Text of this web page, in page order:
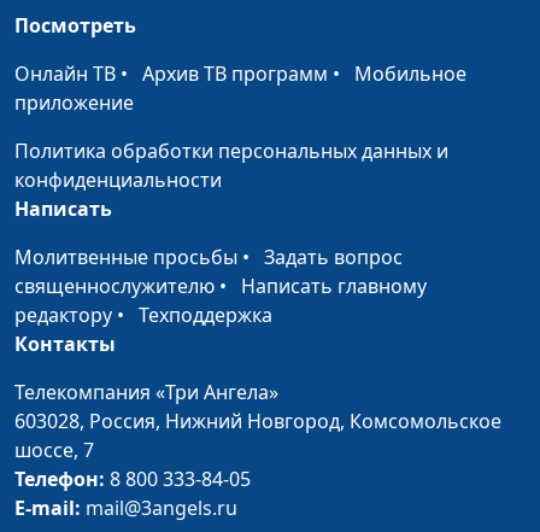
Посмотреть
Онлайн ТВ • Архив ТВ программ • Мобильное
приложение
Политика обработки персональных данных и
конфиденциальности
Написать
Молитвенные просьбы • Задать вопрос
священнослужителю • Написать главному
редактору • Техподдержка
Контакты
Телекомпания «Три Ангела»
603028, Россия, Нижний Новгород, Комсомольское
шоссе, 7
Телефон: 8 800 333-84-05
E-mail: mail@3angels.ru